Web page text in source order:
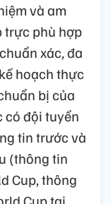
và am
trực phù hợp
xác, đa
hoạch thực
bị của
có đội tuyển
tin trước và
(thông tin
Cup, thông